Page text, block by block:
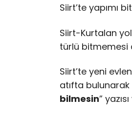
Siirt’te yapımı
Siirt-Kurtalan
türlü bitmemesi
Siirt’te yeni
atıfta bulunarak
bilmesin”